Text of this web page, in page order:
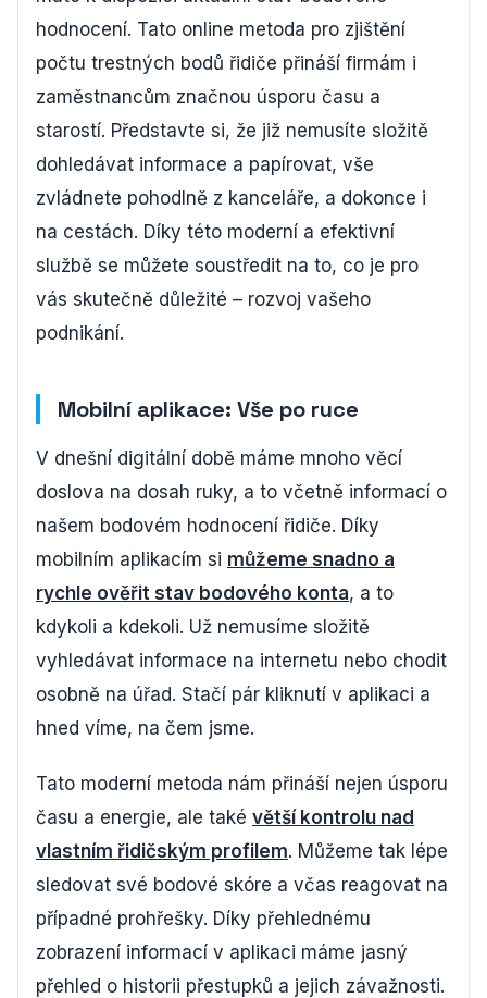
hodnocení. Tato online metoda pro zjištění
počtu trestných bodů řidiče přináší firmám i
zaměstnancům značnou úsporu času a
starostí. Představte si, že již nemusíte složitě
dohledávat informace a papírovat, vše
zvládnete pohodlně z kanceláře, a dokonce i
na cestách. Díky této moderní a efektivní
službě se můžete soustředit na to, co je pro
vás skutečně důležité – rozvoj vašeho
podnikání.
Mobilní aplikace: Vše po ruce
V dnešní digitální době máme mnoho věcí
doslova na dosah ruky, a to včetně informací o
našem bodovém hodnocení řidiče. Díky
mobilním aplikacím si můžeme snadno a
rychle ověřit stav bodového konta, a to
kdykoli a kdekoli. Už nemusíme složitě
vyhledávat informace na internetu nebo chodit
osobně na úřad. Stačí pár kliknutí v aplikaci a
hned víme, na čem jsme.
Tato moderní metoda nám přináší nejen úsporu
času a energie, ale také větší kontrolu nad
vlastním řidičským profilem. Můžeme tak lépe
sledovat své bodové skóre a včas reagovat na
případné prohřešky. Díky přehlednému
zobrazení informací v aplikaci máme jasný
přehled o historii přestupků a jejich závažnosti.